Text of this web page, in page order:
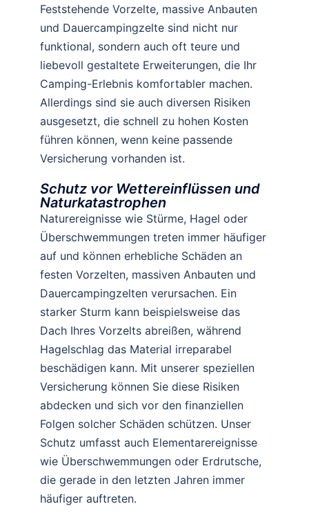
Feststehende Vorzelte, massive Anbauten
und Dauercampingzelte sind nicht nur
funktional, sondern auch oft teure und
liebevoll gestaltete Erweiterungen, die Ihr
Camping-Erlebnis komfortabler machen.
Allerdings sind sie auch diversen Risiken
ausgesetzt, die schnell zu hohen Kosten
führen können, wenn keine passende
Versicherung vorhanden ist.
Schutz vor Wettereinflüssen und
Naturkatastrophen
Naturereignisse wie Stürme, Hagel oder
Überschwemmungen treten immer häufiger
auf und können erhebliche Schäden an
festen Vorzelten, massiven Anbauten und
Dauercampingzelten verursachen. Ein
starker Sturm kann beispielsweise das
Dach Ihres Vorzelts abreißen, während
Hagelschlag das Material irreparabel
beschädigen kann. Mit unserer speziellen
Versicherung können Sie diese Risiken
abdecken und sich vor den finanziellen
Folgen solcher Schäden schützen. Unser
Schutz umfasst auch Elementarereignisse
wie Überschwemmungen oder Erdrutsche,
die gerade in den letzten Jahren immer
häufiger auftreten.